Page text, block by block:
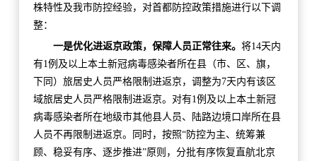
株特性及我市防控经验，对首都防控政策措施进行以下调
整：
一是优化进返京政策，保障人员正常往来。 将14天内
有1例及以上本土新冠病毒感染者所在县（市、区、旗，
下同）旅居史人员严格限制进返京，调整为7天内有该区
域旅居史人员严格限制进返京。对有1例及以上本土新冠
病毒感染者所在地级市其他县人员、陆路边境口岸所在县
人员不再限制进返京。同时，按照“防控为主、统筹兼
顾、稳妥有序、逐步推进”原则，分批有序恢复直航北京